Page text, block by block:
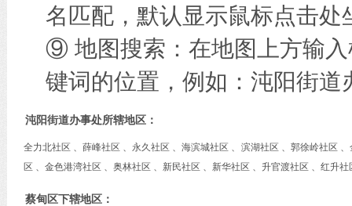
名匹配，默认显示鼠标点击处
⑨ 地图搜索：在地图上方输
键词的位置，例如：沌阳街
沌阳街道办事处所辖地区：
全力北社区 、薛峰社区 、永久社区 、海滨城社区 、滨湖社区 、郭徐岭社区
区 、金色港湾社区 、奥林社区 、新民社区 、新华社区 、升官渡社区 、红升
蔡甸区下辖地区：